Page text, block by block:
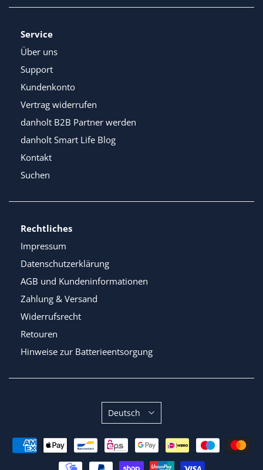
Service
Über uns
Support
Kundenkonto
Vertrag widerrufen
danholt B2B Partner werden
danholt Smart Life Blog
Kontakt
Suchen
Rechtliches
Impressum
Datenschutzerklärung
AGB und Kundeninformationen
Zahlung & Versand
Widerrufsrecht
Retouren
Hinweise zur Batterieentsorgung
Sprache
Deutsch